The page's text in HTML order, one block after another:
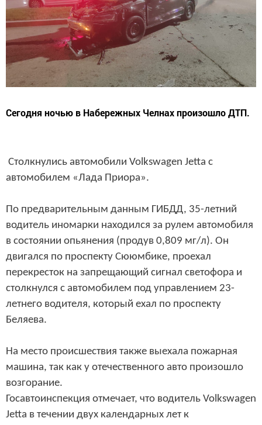
Сегодня ночью в Набережных Челнах произошло ДТП.
Столкнулись автомобили Volkswagen Jetta с
автомобилем «Лада Приора».
По предварительным данным ГИБДД, 35-летний
водитель иномарки находился за рулем автомобиля
в состоянии опьянения (продув 0,809 мг/л). Он
двигался по проспекту Сююмбике, проехал
перекресток на запрещающий сигнал светофора и
столкнулся с автомобилем под управлением 23-
летнего водителя, который ехал по проспекту
Беляева.
На место происшествия также выехала пожарная
машина, так как у отечественного авто произошло
возгорание.
Госавтоинспекция отмечает, что водитель Volkswagen
Jetta в течении двух календарных лет к